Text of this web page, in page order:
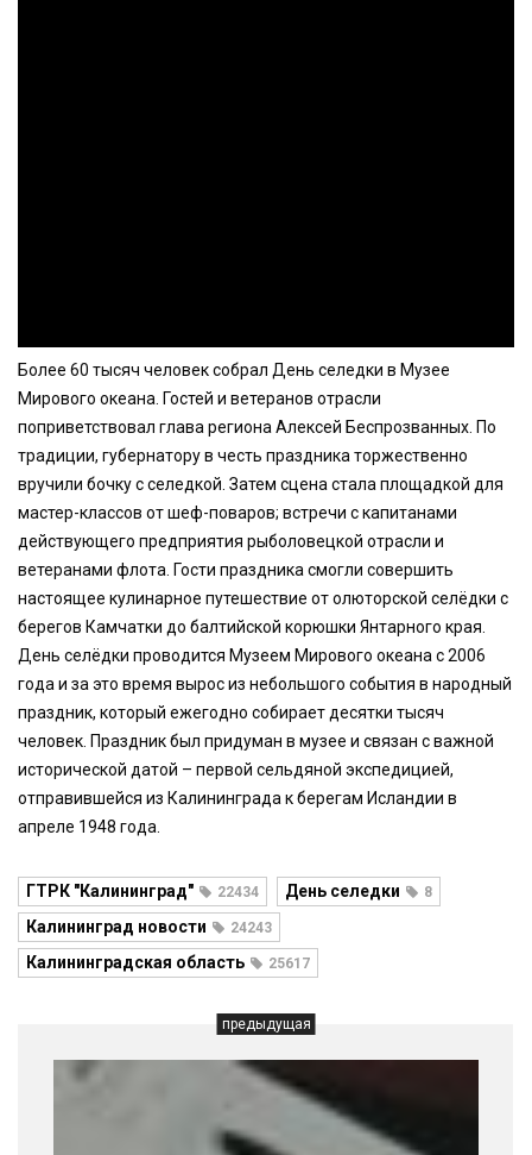
Более 60 тысяч человек собрал День селедки в Музее
Мирового океана. Гостей и ветеранов отрасли
поприветствовал глава региона Алексей Беспрозванных. По
традиции, губернатору в честь праздника торжественно
вручили бочку с селедкой. Затем сцена стала площадкой для
мастер-классов от шеф-поваров; встречи с капитанами
действующего предприятия рыболовецкой отрасли и
ветеранами флота. Гости праздника смогли совершить
настоящее кулинарное путешествие от олюторской селёдки с
берегов Камчатки до балтийской корюшки Янтарного края.
День селёдки проводится Музеем Мирового океана с 2006
года и за это время вырос из небольшого события в народный
праздник, который ежегодно собирает десятки тысяч
человек. Праздник был придуман в музее и связан с важной
исторической датой – первой сельдяной экспедицией,
отправившейся из Калининграда к берегам Исландии в
апреле 1948 года.
ГТРК "Калининград" 22434 День селедки 8
Калининград новости 24243
Калининградская область 25617
предыдущая